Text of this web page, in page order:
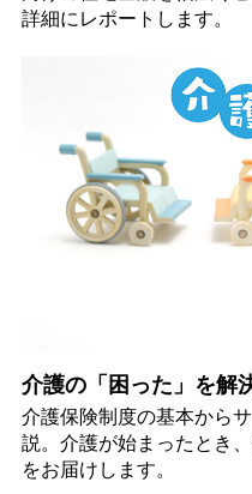
詳細にレポートします。
介護の「困った」を解
介護保険制度の基本から
説。介護が始まったとき
をお届けします。